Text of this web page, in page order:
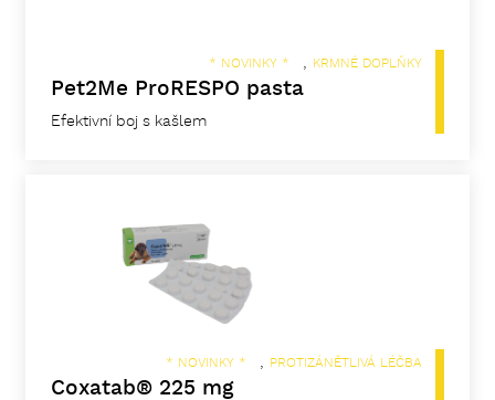
* NOVINKY * , KRMNÉ DOPLŇKY
Pet2Me ProRESPO pasta
Efektivní boj s kašlem
* NOVINKY * , PROTIZÁNĚTLIVÁ LÉČBA
Coxatab® 225 mg